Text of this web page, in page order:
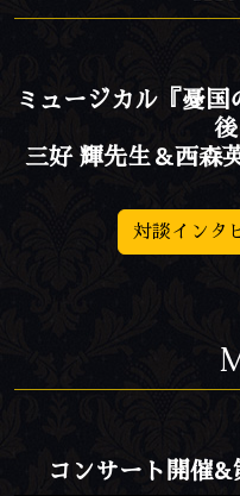
ミュージカル『憂
三好 輝先生＆西森
対談インタ
コンサート開催